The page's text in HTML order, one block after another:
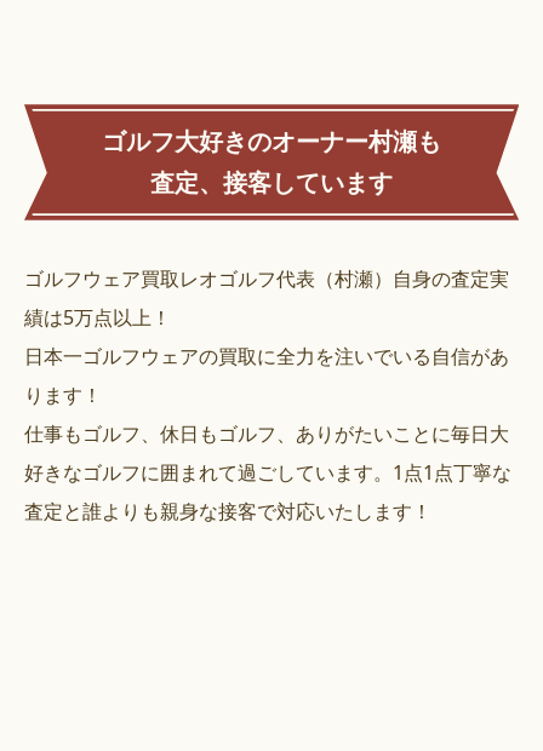
ゴルフ大好きのオーナー村瀬も
査定、接客しています
ゴルフウェア買取レオゴルフ代表（村瀬）自身の査定実
績は5万点以上！
日本一ゴルフウェアの買取に全力を注いでいる自信があ
ります！
仕事もゴルフ、休日もゴルフ、ありがたいことに毎日大
好きなゴルフに囲まれて過ごしています。1点1点丁寧な
査定と誰よりも親身な接客で対応いたします！